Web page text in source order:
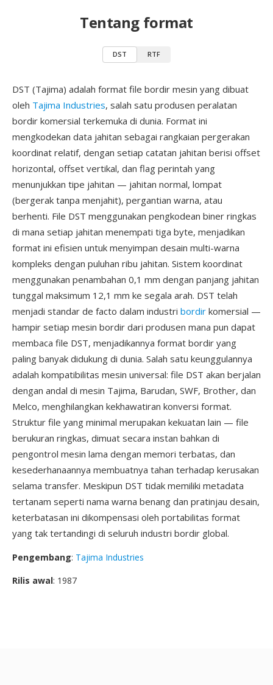
Tentang format
DST RTF
DST (Tajima) adalah format file bordir mesin yang dibuat
oleh Tajima Industries, salah satu produsen peralatan
bordir komersial terkemuka di dunia. Format ini
mengkodekan data jahitan sebagai rangkaian pergerakan
koordinat relatif, dengan setiap catatan jahitan berisi offset
horizontal, offset vertikal, dan flag perintah yang
menunjukkan tipe jahitan — jahitan normal, lompat
(bergerak tanpa menjahit), pergantian warna, atau
berhenti. File DST menggunakan pengkodean biner ringkas
di mana setiap jahitan menempati tiga byte, menjadikan
format ini efisien untuk menyimpan desain multi-warna
kompleks dengan puluhan ribu jahitan. Sistem koordinat
menggunakan penambahan 0,1 mm dengan panjang jahitan
tunggal maksimum 12,1 mm ke segala arah. DST telah
menjadi standar de facto dalam industri bordir komersial —
hampir setiap mesin bordir dari produsen mana pun dapat
membaca file DST, menjadikannya format bordir yang
paling banyak didukung di dunia. Salah satu keunggulannya
adalah kompatibilitas mesin universal: file DST akan berjalan
dengan andal di mesin Tajima, Barudan, SWF, Brother, dan
Melco, menghilangkan kekhawatiran konversi format.
Struktur file yang minimal merupakan kekuatan lain — file
berukuran ringkas, dimuat secara instan bahkan di
pengontrol mesin lama dengan memori terbatas, dan
kesederhanaannya membuatnya tahan terhadap kerusakan
selama transfer. Meskipun DST tidak memiliki metadata
tertanam seperti nama warna benang dan pratinjau desain,
keterbatasan ini dikompensasi oleh portabilitas format
yang tak tertandingi di seluruh industri bordir global.
Pengembang: Tajima Industries
Rilis awal: 1987